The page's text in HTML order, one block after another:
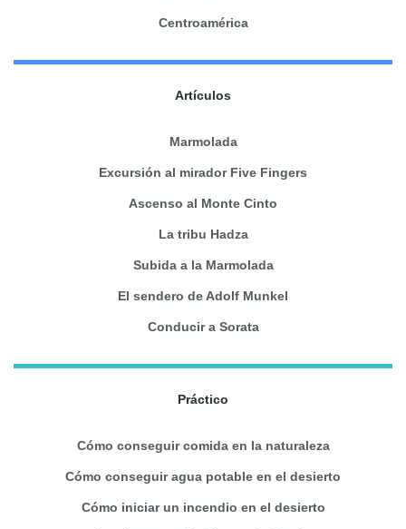
Centroamérica
Artículos
Marmolada
Excursión al mirador Five Fingers
Ascenso al Monte Cinto
La tribu Hadza
Subida a la Marmolada
El sendero de Adolf Munkel
Conducir a Sorata
Práctico
Cómo conseguir comida en la naturaleza
Cómo conseguir agua potable en el desierto
Cómo iniciar un incendio en el desierto